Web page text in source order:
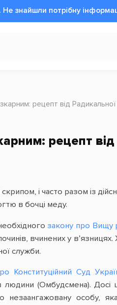
Не знайшли потрібну
рецепт від Радикальної
рецепт від
і часто разом із
в бочці меду.
закону про Вищу
вчинених у в’язницях.
служби.
Конституційний Суд
людини (Омбудсмена).
незаангажовану особу,